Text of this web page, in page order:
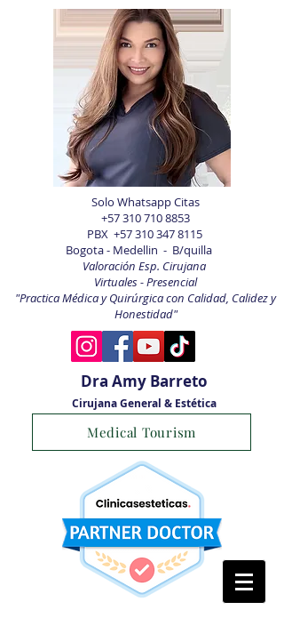
Solo Whatsapp Citas
+57 310 710 8853
PBX +57 310 347 8115
Bogota - Medellin - B/quilla
Valoración Esp. Cirujana
Virtuales - Presencial
"Practica Médica y Quirúrgica con Calidad, Calidez y
Honestidad"
Dra Amy Barreto
Cirujana General & Estética
Medical Tourism